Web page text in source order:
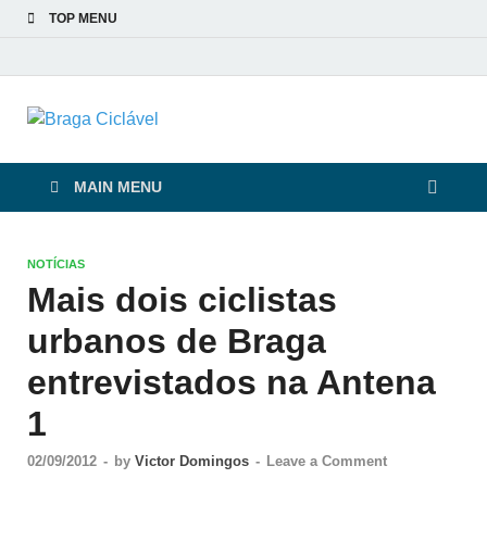
TOP MENU
Braga Ciclável
MAIN MENU
NOTÍCIAS
Mais dois ciclistas
urbanos de Braga
entrevistados na Antena
1
02/09/2012 - by Victor Domingos - Leave a Comment